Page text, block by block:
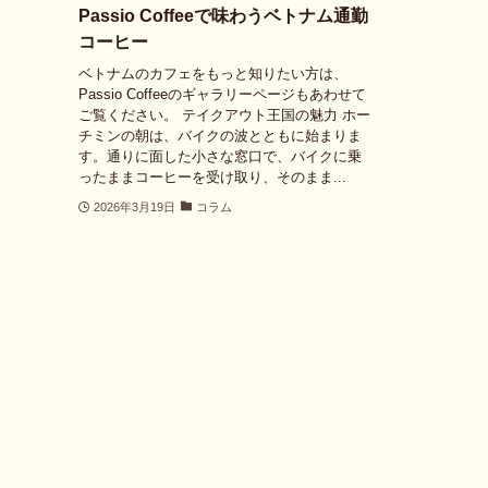
Passio Coffeeで味わうベトナム通勤
コーヒー
ベトナムのカフェをもっと知りたい方は、
Passio Coffeeのギャラリーページもあわせて
ご覧ください。 テイクアウト王国の魅力 ホー
チミンの朝は、バイクの波とともに始まりま
す。通りに面した小さな窓口で、バイクに乗
ったままコーヒーを受け取り、そのまま...
2026年3月19日 コラム